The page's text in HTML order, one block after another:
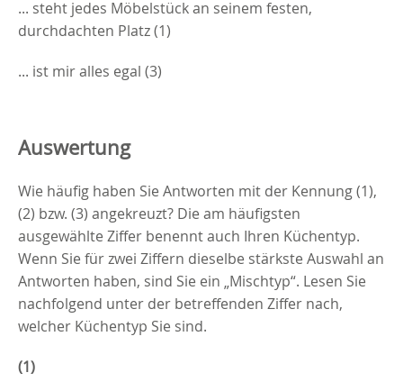
... steht jedes Möbelstück an seinem festen,
durchdachten Platz (1)
... ist mir alles egal (3)
Auswertung
Wie häufig haben Sie Antworten mit der Kennung (1),
(2) bzw. (3) angekreuzt? Die am häufigsten
ausgewählte Ziffer benennt auch Ihren Küchentyp.
Wenn Sie für zwei Ziffern dieselbe stärkste Auswahl an
Antworten haben, sind Sie ein „Mischtyp“. Lesen Sie
nachfolgend unter der betreffenden Ziffer nach,
welcher Küchentyp Sie sind.
(1)